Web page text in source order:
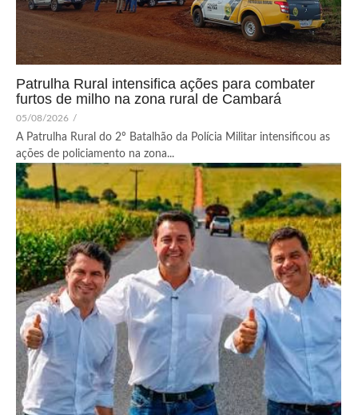
Patrulha Rural intensifica ações para combater
furtos de milho na zona rural de Cambará
05/08/2026 /
A Patrulha Rural do 2º Batalhão da Polícia Militar intensificou as
ações de policiamento na zona...